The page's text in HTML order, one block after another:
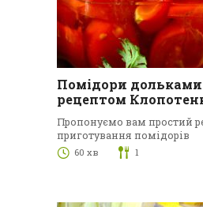
Помідори
рецептом
Пропонуємо вам простий
приготування помідорів
60 хв 1